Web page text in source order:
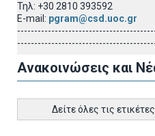
Τηλ: +30 2810 393592
E-mail: pgram@csd.uoc.gr
Ανακοινώσεις και
Δείτε όλες τις ετικέτες